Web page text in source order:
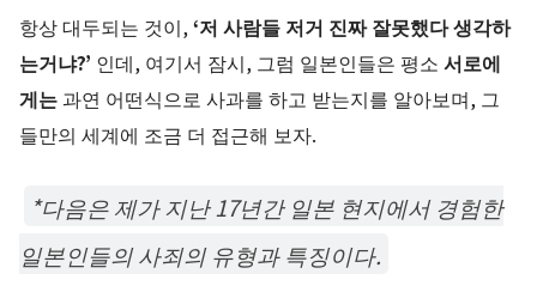
항상 대두되는 것이,‘저 사람들 저거 진짜 잘못했다 생각하
는거냐?’ 인데, 여기서 잠시, 그럼 일본인들은 평소 서로에
게는 과연 어떤식으로 사과를 하고 받는지를 알아보며, 그
들만의 세계에 조금 더 접근해 보자.
*다음은 제가 지난 17년간 일본 현지에서 경험한
일본인들의 사죄의 유형과 특징이다.